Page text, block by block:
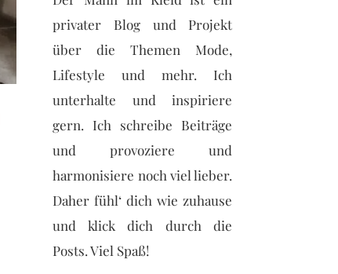
privater Blog und Projekt
über die Themen Mode,
Lifestyle und mehr. Ich
unterhalte und inspiriere
gern. Ich schreibe Beiträge
und provoziere und
harmonisiere noch viel lieber.
Daher fühl‘ dich wie zuhause
und klick dich durch die
Posts. Viel Spaß!